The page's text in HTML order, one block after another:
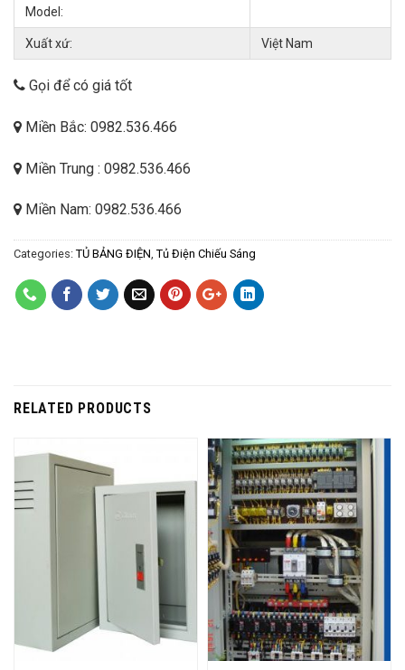
Model:
Xuất xứ: Việt Nam
Gọi để có giá tốt
Miền Bắc: 0982.536.466
Miền Trung : 0982.536.466
Miền Nam: 0982.536.466
Categories: TỦ BẢNG ĐIỆN, Tủ Điện Chiếu Sáng
RELATED PRODUCTS